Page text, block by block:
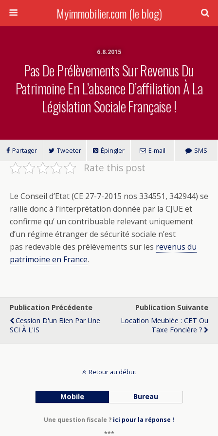
Myimmobilier.com (le blog)
6.8.2015
Pas De Prélèvements Sur Revenus Du
Patrimoine En L’absence D’affiliation À La
Législation Sociale Française !
Partager Tweeter Épingler E-mail SMS
Rate this post
Le Conseil d’Etat (CE 27-7-2015 nos 334551, 342944) se
rallie donc à l’interprétation donnée par la CJUE et
confirme qu’ un contribuable relevant uniquement
d’un régime étranger de sécurité sociale n’est
pas redevable des prélèvements sur les revenus du
patrimoine en France.
Publication Précédente
Cession D'un Bien Par Une
SCI À L'IS
Publication Suivante
Location Meublée : CET Ou
Taxe Foncière ?
Retour au début
Mobile Bureau
Une question fiscale ? ici pour la réponse !
***